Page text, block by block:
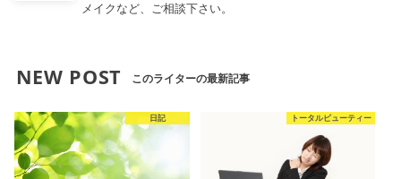
メイクなど、ご相談下さい。
NEW POST このライターの最新記事
日記 トータルビューティー